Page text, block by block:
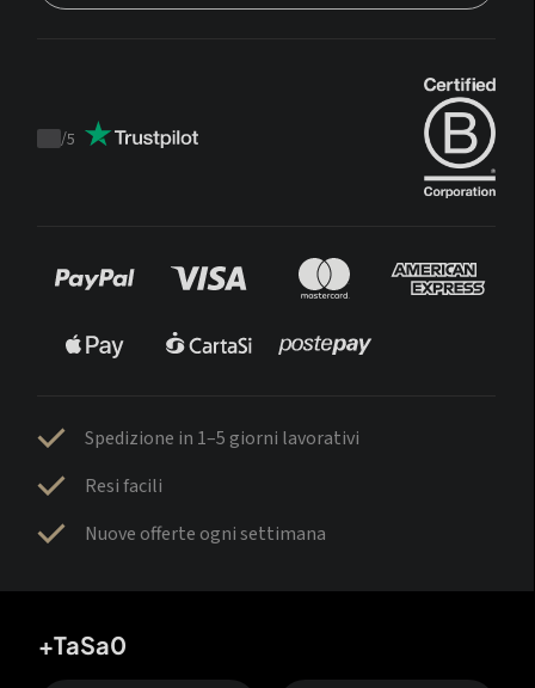
Trustpilot
/5
Spedizione in 1–5 giorni lavorativi
Resi facili
Nuove offerte ogni settimana
+TaSa0